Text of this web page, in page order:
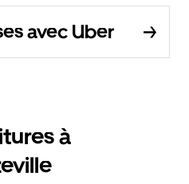
avec Uber
à